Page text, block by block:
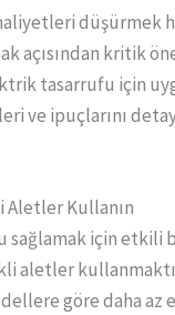
düşürmek
açısından kritik
tasarrufu için
ve ipuçlarını
Aletler Kullanın
sağlamak için etkili
aletler
göre daha az